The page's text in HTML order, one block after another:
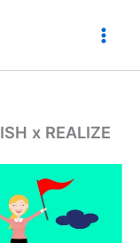
x REALIZE